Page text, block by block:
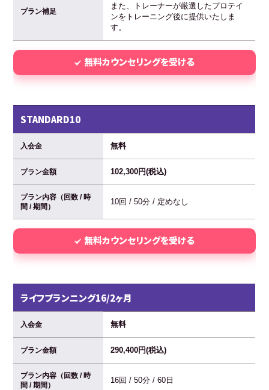
プラン補足
また、トレーナーが厳選したプロテイ
ンをトレーニング後に提供いたしま
す。
無料カウンセリングを受ける
STANDARD10
入会金 無料
プラン金額 102,300円(税込)
プラン内容（回数 / 時
間 / 期間）
10回 / 50分 / 定めなし
無料カウンセリングを受ける
ライフプランニング16/2ヶ月
入会金 無料
プラン金額 290,400円(税込)
プラン内容（回数 / 時
間 / 期間）
16回 / 50分 / 60日